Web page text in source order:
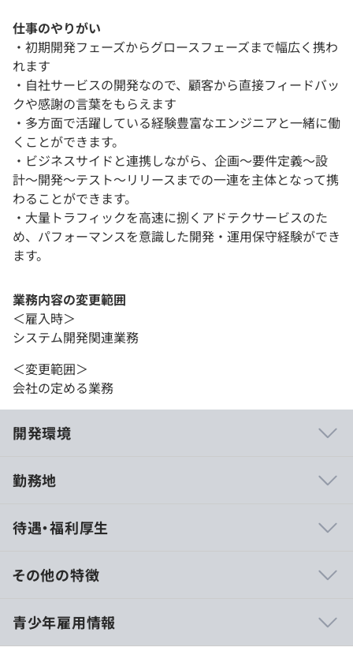
仕事のやりがい
・初期開発フェーズからグロースフェーズまで幅広く携わ
れます
・自社サービスの開発なので、顧客から直接フィードバッ
クや感謝の言葉をもらえます
・多方面で活躍している経験豊富なエンジニアと一緒に働
くことができます。
・ビジネスサイドと連携しながら、企画〜要件定義〜設
計〜開発〜テスト〜リリースまでの一連を主体となって携
わることができます。
・大量トラフィックを高速に捌くアドテクサービスのた
め、パフォーマンスを意識した開発・運用保守経験ができ
ます。
業務内容の変更範囲
＜雇入時＞
システム開発関連業務
＜変更範囲＞
会社の定める業務
開発環境
とのコミュニケーションが取りやすい環境です。
を持って仕事ができます。
・レビューを丁寧に実施するため、安心してチャレンジす
・チームのフォロー体制が万全なので、素早くキャッチア
ップでき、適切なタスク量を保つことができます。
勤務地
待遇・福利厚生
■賃金形態：月給制
■賃金の決定方法：当社規定により決定
その他の特徴
青少年雇用情報